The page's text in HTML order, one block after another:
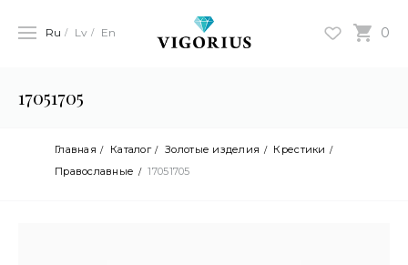
0
Ru Lv En
17051705
Главная Каталог Золотые изделия
Крестики
Православные
17051705